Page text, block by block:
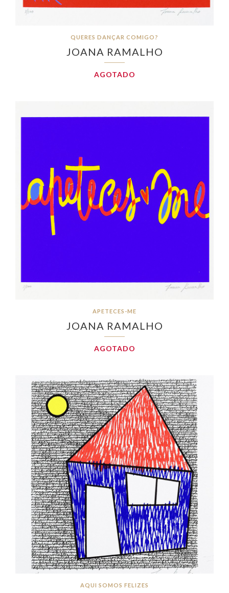
QUERES DANÇAR COMIGO?
JOANA RAMALHO
AGOTADO
APETECES-ME
JOANA RAMALHO
AGOTADO
AQUI SOMOS FELIZES